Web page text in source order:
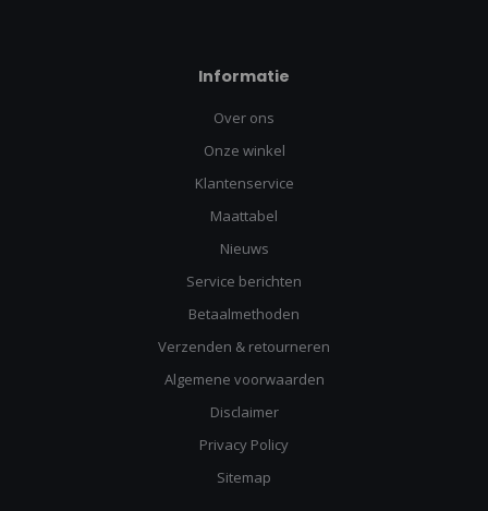
Informatie
Over ons
Onze winkel
Klantenservice
Maattabel
Nieuws
Service berichten
Betaalmethoden
Verzenden & retourneren
Algemene voorwaarden
Disclaimer
Privacy Policy
Sitemap